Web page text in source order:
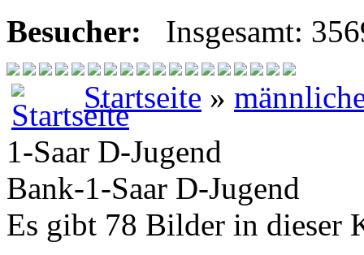
Besucher:
Insgesamt:
Startseite »
1-Saar D-Jugend
Bank-1-Saar D-Jugend
Es gibt 78 Bilder in dieser